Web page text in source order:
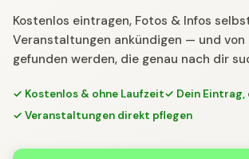
Kostenlos eintragen, Fotos & Infos
Veranstaltungen ankündigen — und von
gefunden werden, die genau nach dir
✓ Kostenlos & ohne Laufzeit✓ Dein Eintrag,
✓ Veranstaltungen direkt pflegen